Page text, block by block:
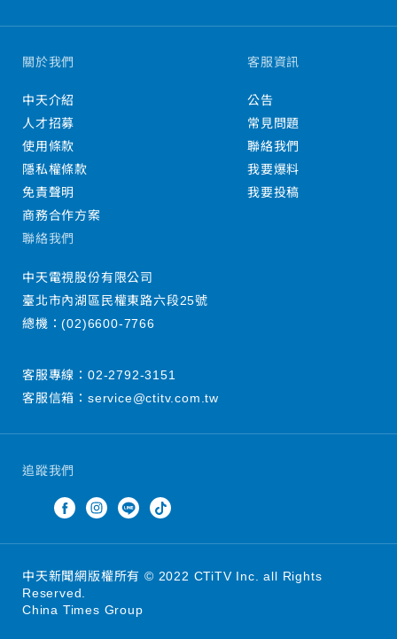
追蹤我們
關於我們
中天介紹
人才招募
使用條款
隱私權條款
免責聲明
商務合作方案
客服資訊
公告
常見問題
聯絡我們
我要爆料
我要投稿
聯絡我們
中天電視股份有限公司
臺北市內湖區民權東路六段25號
總機：(02)6600-7766
客服專線： 02-2792-3151
客服信箱： service@ctitv.com.tw
中天新聞網版權所有 © 2022 CTiTV Inc. all Rights
Reserved.
China Times Group